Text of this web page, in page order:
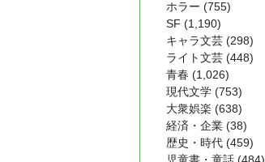
ホラー (755)
SF (1,190)
キャラ文芸 (298)
ライト文芸 (448)
青春 (1,026)
現代文学 (753)
大衆娯楽 (638)
経済・企業 (38)
歴史・時代 (459)